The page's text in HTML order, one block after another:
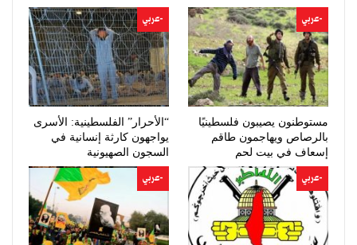
-عربي
مستوطنون يصيبون فلسطينيًا
بالرصاص ويهاجمون طاقم
إسعاف في بيت لحم
-عربي
“الأحرار” الفلسطينية: الأسرى
يواجهون كارثة إنسانية في
السجون الصهيونية
-عربي -عربي